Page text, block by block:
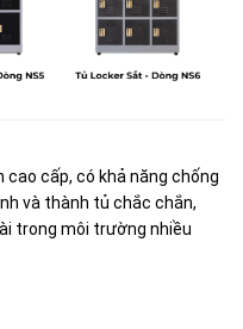
cấp, có khả năng chống
và thành tủ chắc chắn,
trong môi trường nhiều